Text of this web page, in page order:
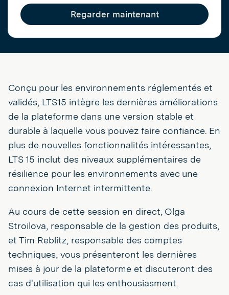
Regarder maintenant
Conçu pour les environnements réglementés et
validés, LTS15 intègre les dernières améliorations
de la plateforme dans une version stable et
durable à laquelle vous pouvez faire confiance. En
plus de nouvelles fonctionnalités intéressantes,
LTS 15 inclut des niveaux supplémentaires de
résilience pour les environnements avec une
connexion Internet intermittente.
Au cours de cette session en direct, Olga
Stroilova, responsable de la gestion des produits,
et Tim Reblitz, responsable des comptes
techniques, vous présenteront les dernières
mises à jour de la plateforme et discuteront des
cas d'utilisation qui les enthousiasment.